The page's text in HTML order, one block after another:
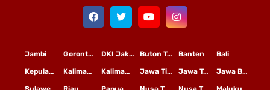
Bali
Banten
Buton Tengah
DKI Jakarta
Gorontalo
Jambi
Jawa Barat
Jawa Tengah
Jawa Timur
Kalimantan Tengah
Kalimantan Timur
Kepulauan Riau